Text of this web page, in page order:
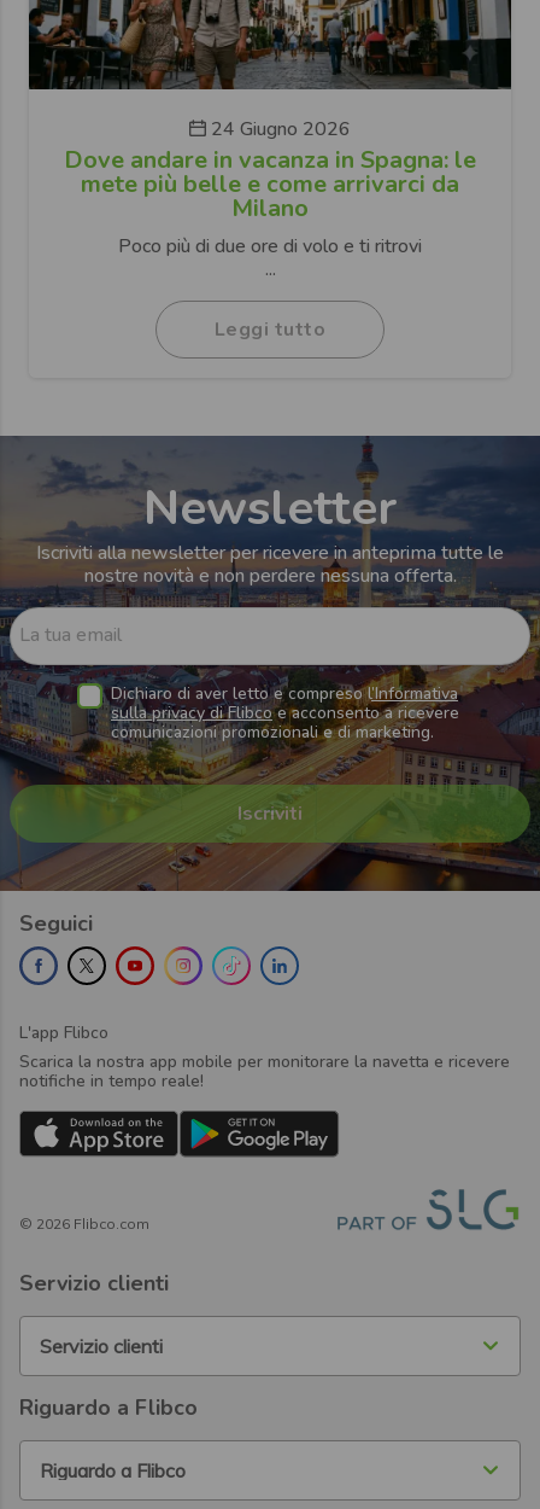
24 Giugno 2026
Dove andare in vacanza in Spagna: le
mete più belle e come arrivarci da
Milano
Poco più di due ore di volo e ti ritrovi
...
Leggi tutto
Newsletter
Iscriviti alla newsletter per ricevere in anteprima tutte le
nostre novità e non perdere nessuna offerta.
La tua email
Dichiaro di aver letto e compreso l’Informativa
sulla privacy di Flibcoe acconsento a ricevere
comunicazioni promozionali e di marketing.
Seguici
L'app Flibco
Scarica la nostra app mobile per monitorare la navetta e ricevere
notifiche in tempo reale!
© 2026 Flibco.com
Servizio clienti
Servizio clienti
Riguardo a Flibco
Riguardo a Flibco